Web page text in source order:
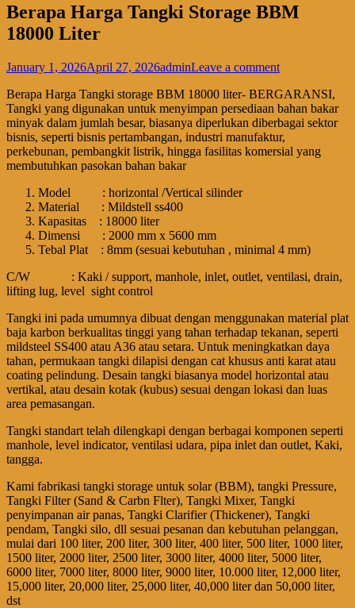
Berapa Harga Tangki Storage BBM
18000 Liter
Posted
January 1, 2026April 27, 2026Author
adminLeave a comment
Berapa Harga Tangki storage BBM 18000 liter- BERGARANSI,
Tangki yang digunakan untuk menyimpan persediaan bahan bakar
minyak dalam jumlah besar, biasanya diperlukan diberbagai sektor
bisnis, seperti bisnis pertambangan, industri manufaktur,
perkebunan, pembangkit listrik, hingga fasilitas komersial yang
membutuhkan pasokan bahan bakar
Model : horizontal /Vertical silinder
Material : Mildstell ss400
Kapasitas : 18000 liter
Dimensi : 2000 mm x 5600 mm
Tebal Plat : 8mm (sesuai kebutuhan , minimal 4 mm)
C/W : Kaki / support, manhole, inlet, outlet, ventilasi, drain,
lifting lug, level sight control
Tangki ini pada umumnya dibuat dengan menggunakan material plat
baja karbon berkualitas tinggi yang tahan terhadap tekanan, seperti
mildsteel SS400 atau A36 atau setara. Untuk meningkatkan daya
tahan, permukaan tangki dilapisi dengan cat khusus anti karat atau
coating pelindung. Desain tangki biasanya model horizontal atau
vertikal, atau desain kotak (kubus) sesuai dengan lokasi dan luas
area pemasangan.
Tangki standart telah dilengkapi dengan berbagai komponen seperti
manhole, level indicator, ventilasi udara, pipa inlet dan outlet, Kaki,
tangga.
Kami fabrikasi tangki storage untuk solar (BBM), tangki Pressure,
Tangki Filter (Sand & Carbn Flter), Tangki Mixer, Tangki
penyimpanan air panas, Tangki Clarifier (Thickener), Tangki
pendam, Tangki silo, dll sesuai pesanan dan kebutuhan pelanggan,
mulai dari 100 liter, 200 liter, 300 liter, 400 liter, 500 liter, 1000 liter,
1500 liter, 2000 liter, 2500 liter, 3000 liter, 4000 liter, 5000 liter,
6000 liter, 7000 liter, 8000 liter, 9000 liter, 10.000 liter, 12,000 liter,
15,000 liter, 20,000 liter, 25,000 liter, 40,000 liter dan 50,000 liter,
dst